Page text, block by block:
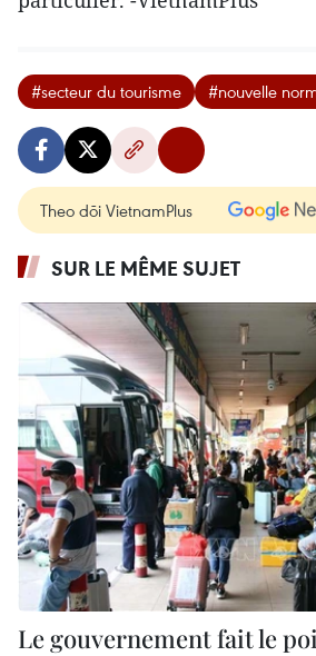
#secteur du tourisme #nouvelle
Theo dõi VietnamPlus
SUR LE MÊME SUJET
Le gouvernement fait le